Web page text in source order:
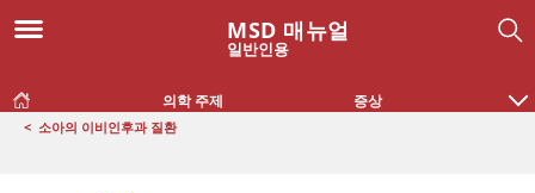
MSD 매뉴얼
일반인용
의학 주제 증상
< 소아의 이비인후과 질환